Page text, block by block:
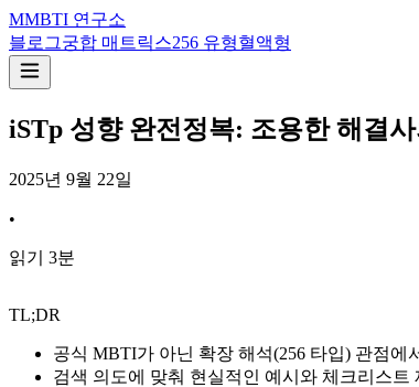
MMBTI 연구소
블로그궁합 매트릭스256 유형혈액형
iSTp 성향 완전정복: 조용한 해결
2025년 9월 22일
•
읽기 3분
TL;DR
공식 MBTI가 아닌 확장 해석(256 타입) 관점
검색 의도에 맞춰 현실적인 예시와 체크리스트